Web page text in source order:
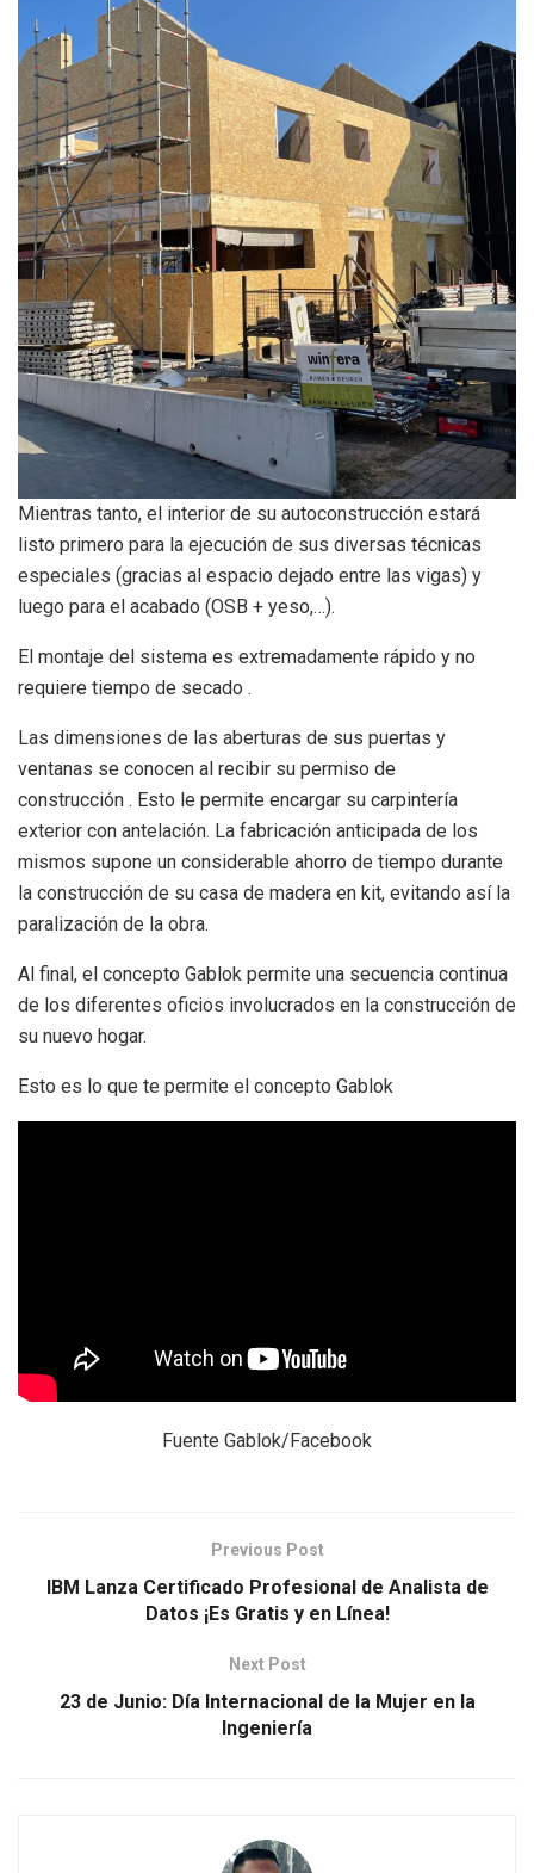
Mientras tanto, el interior de su autoconstrucción estará
listo primero para la ejecución de sus diversas técnicas
especiales (gracias al espacio dejado entre las vigas) y
luego para el acabado (OSB + yeso,…).
El montaje del sistema es extremadamente rápido y no
requiere tiempo de secado .
Las dimensiones de las aberturas de sus puertas y
ventanas se conocen al recibir su permiso de
construcción . Esto le permite encargar su carpintería
exterior con antelación. La fabricación anticipada de los
mismos supone un considerable ahorro de tiempo durante
la construcción de su casa de madera en kit, evitando así la
paralización de la obra.
Al final, el concepto Gablok permite una secuencia continua
de los diferentes oficios involucrados en la construcción de
su nuevo hogar.
Esto es lo que te permite el concepto Gablok
Fuente Gablok/Facebook
Previous Post
IBM Lanza Certificado Profesional de Analista de
Datos ¡Es Gratis y en Línea!
Next Post
23 de Junio: Día Internacional de la Mujer en la
Ingeniería